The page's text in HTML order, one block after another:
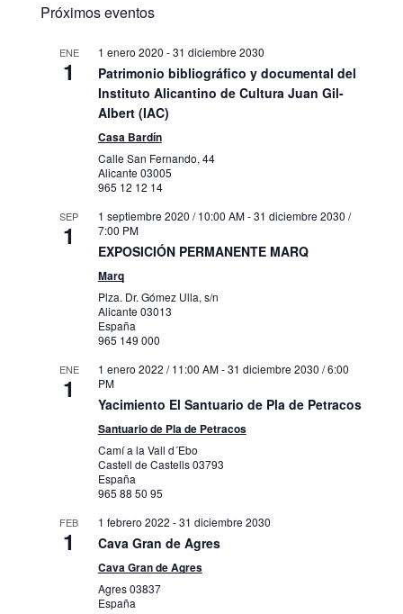
Próximos eventos
ENE
1
1 enero 2020 -31 diciembre 2030
Patrimonio bibliográfico y documental del
Instituto Alicantino de Cultura Juan Gil-
Albert (IAC)
Casa Bardín
Calle San Fernando, 44
Alicante 03005
965 12 12 14
SEP
1
1 septiembre 2020 / 10:00 AM-31 diciembre 2030 /
7:00 PM
EXPOSICIÓN PERMANENTE MARQ
Marq
Plza. Dr. Gómez Ulla, s/n
Alicante 03013
España
965 149 000
ENE
1
1 enero 2022 / 11:00 AM-31 diciembre 2030 / 6:00
PM
Yacimiento El Santuario de Pla de Petracos
Santuario de Pla de Petracos
Camí a la Vall d´Ebo
Castell de Castells03793
España
965 88 50 95
FEB
1
1 febrero 2022 -31 diciembre 2030
Cava Gran de Agres
Cava Gran de Agres
Agres03837
España